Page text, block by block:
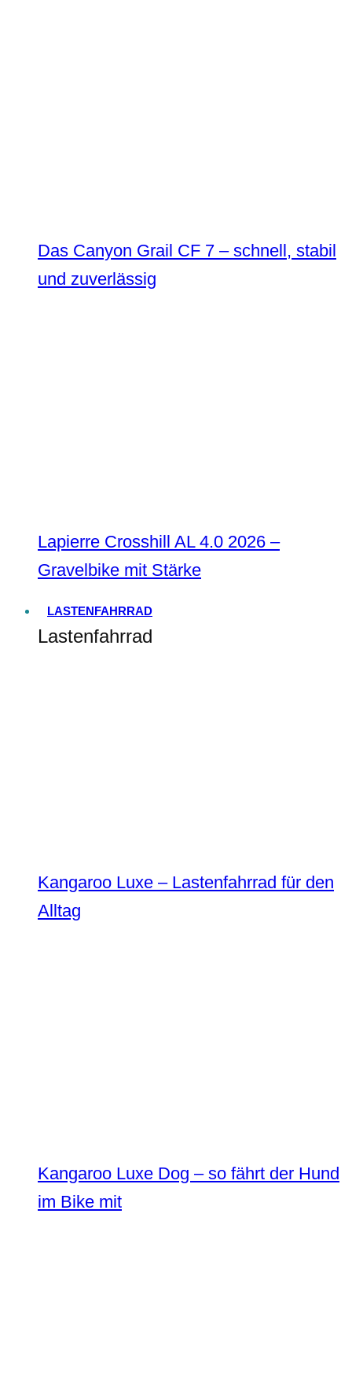
Das Canyon Grail CF 7 – schnell, stabil
und zuverlässig
Lapierre Crosshill AL 4.0 2026 –
Gravelbike mit Stärke
LASTENFAHRRAD
Lastenfahrrad
Kangaroo Luxe – Lastenfahrrad für den
Alltag
Kangaroo Luxe Dog – so fährt der Hund
im Bike mit